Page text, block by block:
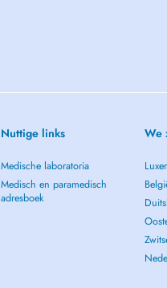
Nuttige links
Medische laboratoria
Medisch en paramedisch
adresboek
We